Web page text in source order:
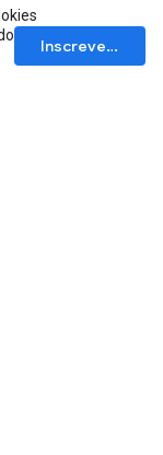
Inscrever-se